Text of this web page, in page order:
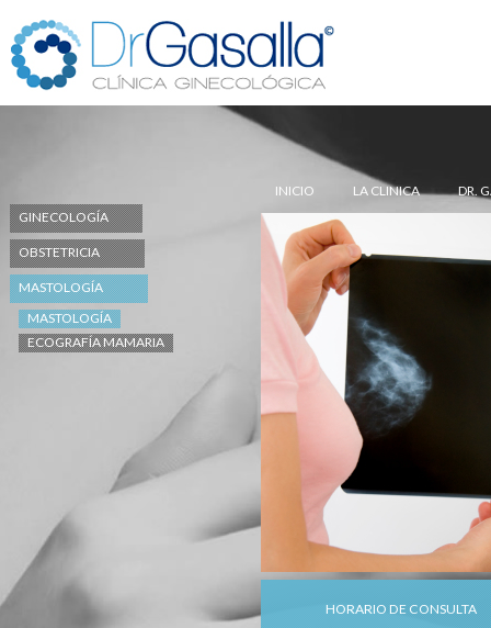
DR.
LA CLINICA
INICIO
GINECOLOGÍA
OBSTETRICIA
MASTOLOGÍA
MASTOLOGÍA
ECOGRAFÍA MAMARIA
HORARIO DE CONSULTA